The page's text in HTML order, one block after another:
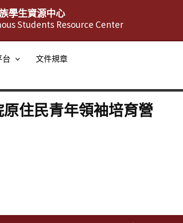
學生資源中心
Students Resource Center
台 文件規章
住民青年領袖培育營